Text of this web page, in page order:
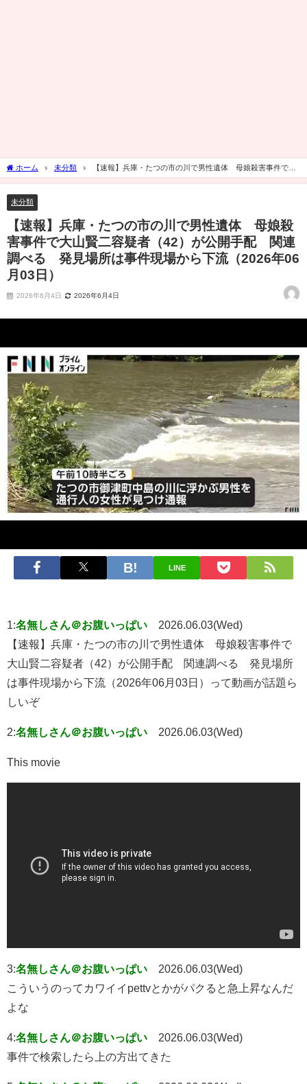
ホーム 未分類
【速報】兵庫・たつの市の川で男性遺体 母娘殺害事件で大
山賢二容疑者（42）が公開手配 関連調べる 発見場所は事件現場から下流（2026年
未分類
【速報】兵庫・たつの市の川で男性遺体 母娘殺
害事件で大山賢二容疑者（42）が公開手配 関連
調べる 発見場所は事件現場から下流（2026年06
月03日）
2026年6月4日 2026年6月4日
LINE
1:名無しさん＠お腹いっぱい
2026.06.03(Wed)
【速報】兵庫・たつの市の川で男性遺体 母娘殺害事件で
大山賢二容疑者（42）が公開手配 関連調べる 発見場所
は事件現場から下流（2026年06月03日）って動画が話題ら
しいぞ
2:名無しさん＠お腹いっぱい 2026.06.03(Wed)
This movie
3:名無しさん＠お腹いっぱい
2026.06.03(Wed)
こういうのってカワイイpettvとかがパクると急上昇なんだ
よな
4:名無しさん＠お腹いっぱい
2026.06.03(Wed)
事件で検索したら上の方出てきた